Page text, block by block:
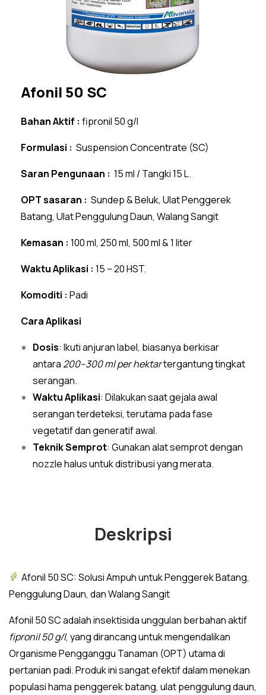
Afonil 50 SC
Bahan Aktif : fipronil 50 g/l
Formulasi : Suspension Concentrate (SC)
Saran Pengunaan : 15 ml / Tangki 15 L.
OPT sasaran : Sundep & Beluk, Ulat Penggerek
Batang, Ulat Penggulung Daun, Walang Sangit
Kemasan : 100 ml, 250 ml, 500 ml & 1 liter
Waktu Aplikasi : 15 – 20 HST.
Komoditi : Padi
Cara Aplikasi
Dosis: Ikuti anjuran label, biasanya berkisar
antara 200–300 ml per hektartergantung tingkat
serangan.
Waktu Aplikasi: Dilakukan saat gejala awal
serangan terdeteksi, terutama pada fase
vegetatif dan generatif awal.
Teknik Semprot: Gunakan alat semprot dengan
nozzle halus untuk distribusi yang merata.
Deskripsi
Afonil 50 SC: Solusi Ampuh untuk Penggerek Batang,
Penggulung Daun, dan Walang Sangit
Afonil 50 SC adalah insektisida unggulan berbahan aktif
fipronil 50 g/l, yang dirancang untuk mengendalikan
Organisme Pengganggu Tanaman (OPT) utama di
pertanian padi. Produk ini sangat efektif dalam menekan
populasi hama penggerek batang, ulat penggulung daun,